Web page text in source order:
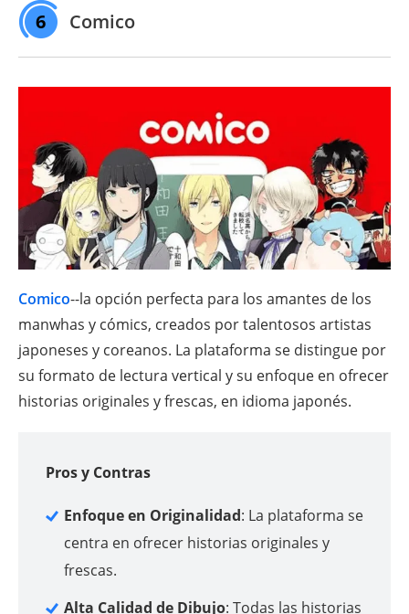
6 Comico
Comico--la opción perfecta para los amantes de los
manwhas y cómics, creados por talentosos artistas
japoneses y coreanos. La plataforma se distingue por
su formato de lectura vertical y su enfoque en ofrecer
historias originales y frescas, en idioma japonés.
Pros y Contras
Enfoque en Originalidad: La plataforma se
centra en ofrecer historias originales y
frescas.
Alta Calidad de Dibujo: Todas las historias